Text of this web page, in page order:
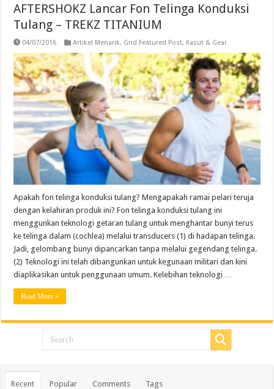
AFTERSHOKZ Lancar Fon Telinga Konduksi
Tulang – TREKZ TITANIUM
04/07/2016 Artikel Menarik, Grid Featured Post, Kasut & Gear
Apakah fon telinga konduksi tulang? Mengapakah ramai pelari teruja
dengan kelahiran produk ini? Fon telinga konduksi tulang ini
menggunkan teknologi getaran tulang untuk menghantar bunyi terus
ke telinga dalam (cochlea) melalui transducers (1) di hadapan telinga.
Jadi, gelombang bunyi dipancarkan tanpa melalui gegendang telinga.
(2) Teknologi ini telah dibangunkan untuk kegunaan militari dan kini
diaplikasikan untuk penggunaan umum. Kelebihan teknologi …
Read More »
Recent Popular Comments Tags